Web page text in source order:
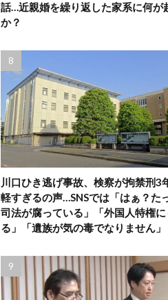
話…近親婚を繰り返した家系に何が
か？
川口ひき逃げ事故、検察が拘禁刑3
軽すぎるの声…SNSでは「はぁ？た
司法が腐っている」「外国人特権
る」「遺族が気の毒でなりません」